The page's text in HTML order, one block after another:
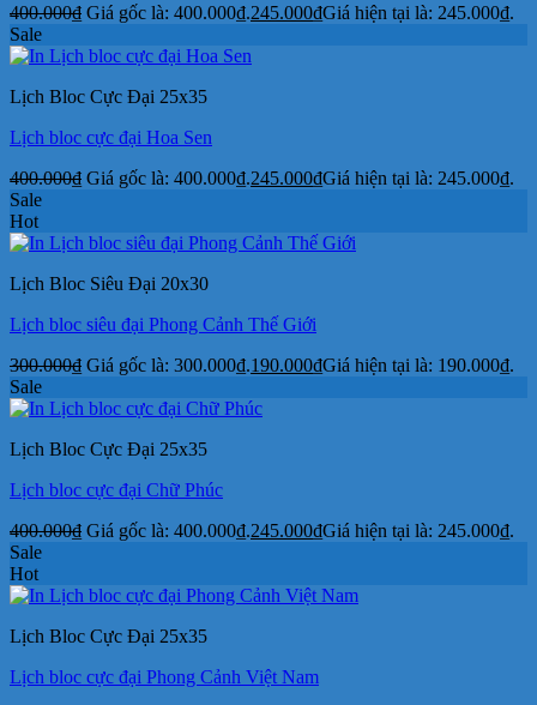
400.000₫ Giá gốc là: 400.000₫.245.000₫Giá hiện tại là: 245.000₫.
Sale
Lịch Bloc Cực Đại 25x35
Lịch bloc cực đại Hoa Sen
400.000₫ Giá gốc là: 400.000₫.245.000₫Giá hiện tại là: 245.000₫.
Sale
Hot
Lịch Bloc Siêu Đại 20x30
Lịch bloc siêu đại Phong Cảnh Thế Giới
300.000₫ Giá gốc là: 300.000₫.190.000₫Giá hiện tại là: 190.000₫.
Sale
Lịch Bloc Cực Đại 25x35
Lịch bloc cực đại Chữ Phúc
400.000₫ Giá gốc là: 400.000₫.245.000₫Giá hiện tại là: 245.000₫.
Sale
Hot
Lịch Bloc Cực Đại 25x35
Lịch bloc cực đại Phong Cảnh Việt Nam